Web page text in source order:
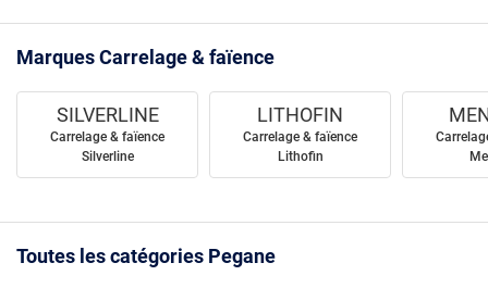
Marques Carrelage & faïence
SILVERLINE
Carrelage & faïence
Silverline
LITHOFIN
Carrelage & faïence
Lithofin
Toutes les catégories Pegane